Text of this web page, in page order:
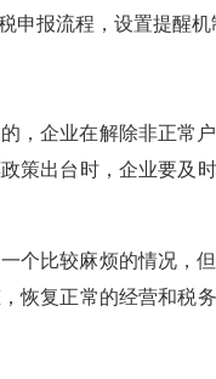
申报流程，设置提醒机
，企业在解除非正常
策出台时，企业要及
个比较麻烦的情况，
恢复正常的经营和税